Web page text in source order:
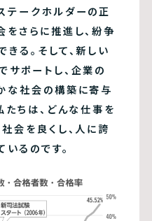
テークホルダーの正
をさらに推進し、紛争
る。そして、新しい
サポートし、企業の
な社会の構築に寄与
たちは、どんな仕事を
会を良くし、人に誇
るのです。